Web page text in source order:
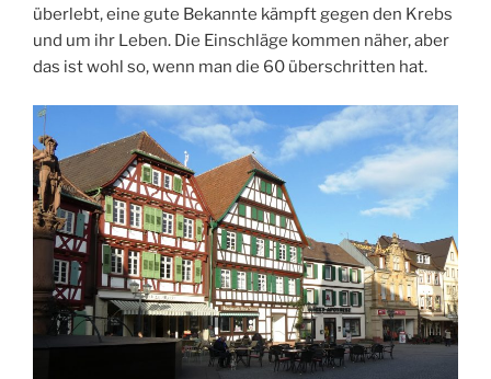
überlebt, eine gute Bekannte kämpft gegen den Krebs
und um ihr Leben. Die Einschläge kommen näher, aber
das ist wohl so, wenn man die 60 überschritten hat.